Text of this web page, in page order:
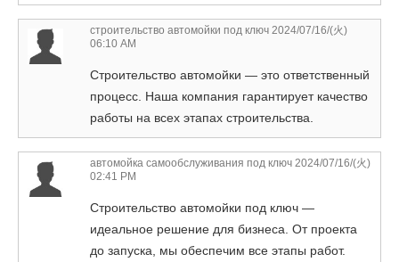
строительство автомойки под ключ 2024/07/16/(火)
06:10 AM
Строительство автомойки — это ответственный
процесс. Наша компания гарантирует качество
работы на всех этапах строительства.
автомойка самообслуживания под ключ 2024/07/16/(火)
02:41 PM
Строительство автомойки под ключ —
идеальное решение для бизнеса. От проекта
до запуска, мы обеспечим все этапы работ.